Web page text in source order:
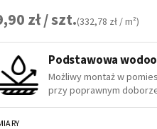
zł / szt.(332,78 zł / m²)
Podstawowa
Możliwy montaż w
przy poprawnym